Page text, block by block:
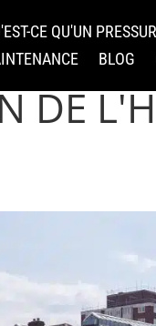
CE QU'UN
BLOG
DE